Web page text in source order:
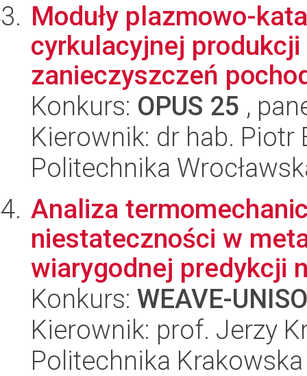
Moduły plazmowo-
cyrkulacyjnej
zanieczyszczeń
Konkurs: OPUS 25 ,
Kierownik: dr hab. Piotr
Politechnika
Analiza
niestateczności w
wiarygodnej predykcji
Konkurs: WEAVE-
Kierownik: prof. Jerzy
Politechnika